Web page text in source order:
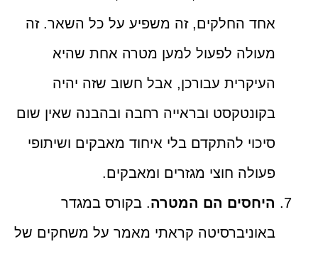
אחד החלקים, זה משפיע על כל השאר. זה
מעולה לפעול למען מטרה אחת שהיא
העיקרית עבורכן, אבל חשוב שזה יהיה
בקונטקסט ובראייה רחבה ובהבנה שאין שום
סיכוי להתקדם בלי איחוד מאבקים ושיתופי
פעולה חוצי מגזרים ומאבקים.
היחסים הם המטרה. בקורס במגדר
באוניברסיטה קראתי מאמר על משחקים של